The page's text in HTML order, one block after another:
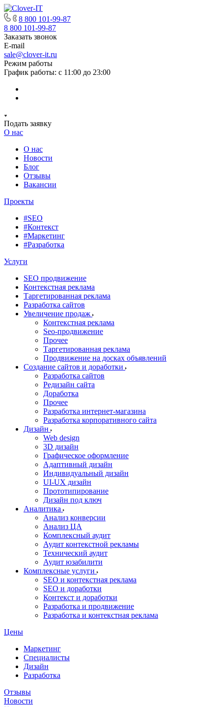
8 800 101-99-87
8 800 101-99-87
Заказать звонок
E-mail
sale@clover-it.ru
Режим работы
График работы: с 11:00 до 23:00
Подать заявку
О нас
О нас
Новости
Блог
Отзывы
Вакансии
Проекты
#SEO
#Контекст
#Маркетинг
#Разработка
Услуги
SEO продвижение
Контекстная реклама
Таргетированная реклама
Разработка сайтов
Увеличение продаж
Контекстная реклама
Seo-продвижение
Прочее
Таргетированная реклама
Продвижение на досках объявлений
Создание сайтов и доработки
Разработка сайтов
Редизайн сайта
Доработка
Прочее
Разработка интернет-магазина
Разработка корпоративного сайта
Дизайн
Web design
3D дизайн
Графическое оформление
Адаптивный дизайн
Индивидуальный дизайн
UI‑UX дизайн
Прототипирование
Дизайн под ключ
Аналитика
Анализ конверсии
Анализ ЦА
Комплексный аудит
Аудит контекстной рекламы
Технический аудит
Аудит юзабилити
Комплексные услуги
SEO и контекстная реклама
SEO и доработки
Контекст и доработки
Разработка и продвижение
Разработка и контекстная реклама
Цены
Маркетинг
Специалисты
Дизайн
Разработка
Отзывы
Новости